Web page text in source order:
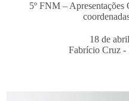
5º FNM – Apresentações
18 de
Fabrício Cruz -